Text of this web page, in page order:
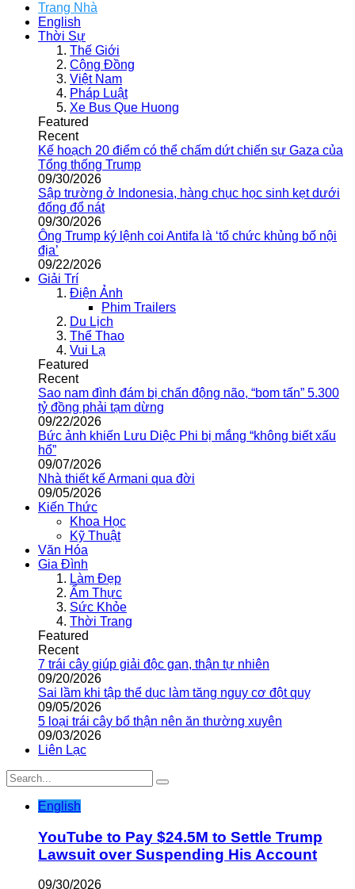
Trang Nhà
English
Thời Sự
Thế Giới
Cộng Đồng
Việt Nam
Pháp Luật
Xe Bus Que Huong
Featured
Recent
Kế hoạch 20 điểm có thể chấm dứt chiến sự Gaza của
Tổng thống Trump
09/30/2026
Sập trường ở Indonesia, hàng chục học sinh kẹt dưới
đống đổ nát
09/30/2026
Ông Trump ký lệnh coi Antifa là ‘tổ chức khủng bố nội
địa’
09/22/2026
Giải Trí
Điện Ảnh
Phim Trailers
Du Lịch
Thể Thao
Vui Lạ
Featured
Recent
Sao nam đình đám bị chấn động não, “bom tấn” 5.300
tỷ đồng phải tạm dừng
09/22/2026
Bức ảnh khiến Lưu Diệc Phi bị mắng “không biết xấu
hổ”
09/07/2026
Nhà thiết kế Armani qua đời
09/05/2026
Kiến Thức
Khoa Học
Kỹ Thuật
Văn Hóa
Gia Đình
Làm Đẹp
Ẩm Thực
Sức Khỏe
Thời Trang
Featured
Recent
7 trái cây giúp giải độc gan, thận tự nhiên
09/20/2026
Sai lầm khi tập thể dục làm tăng nguy cơ đột quỵ
09/05/2026
5 loại trái cây bổ thận nên ăn thường xuyên
09/03/2026
Liên Lạc
English
YouTube to Pay $24.5M to Settle Trump
Lawsuit over Suspending His Account
09/30/2026